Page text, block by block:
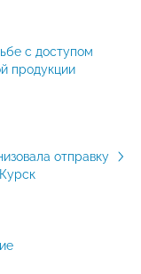
с доступом
продукции
отправку